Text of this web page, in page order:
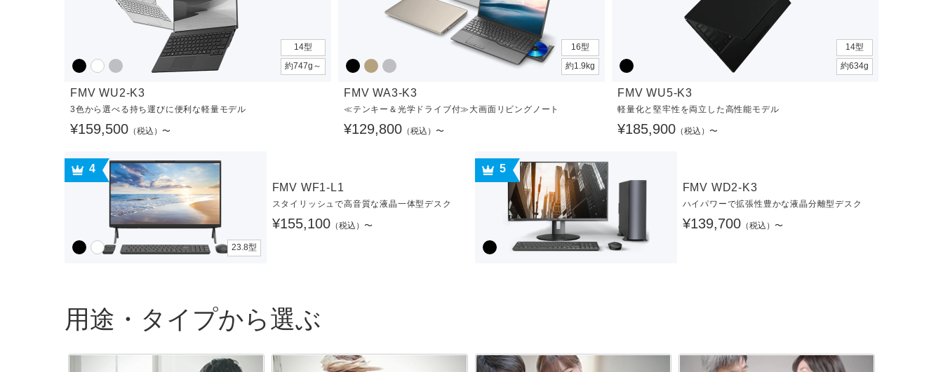
14型
約747g～
FMV WU2-K3
3色から選べる持ち運びに便利な軽量モデル
¥159,500 （税込）〜
16型
約1.9kg
FMV WA3-K3
≪テンキー＆光学ドライブ付≫大画面リビングノート
¥129,800 （税込）〜
14型
約634g
FMV WU5-K3
軽量化と堅牢性を両立した高性能モデル
¥185,900 （税込）〜
4
23.8型
FMV WF1-L1
スタイリッシュで高音質な液晶一体型デスク
¥155,100（税込）〜
5
FMV WD2-K3
ハイパワーで拡張性豊かな液晶分離型デスク
¥139,700（税込）〜
用途・タイプから選ぶ